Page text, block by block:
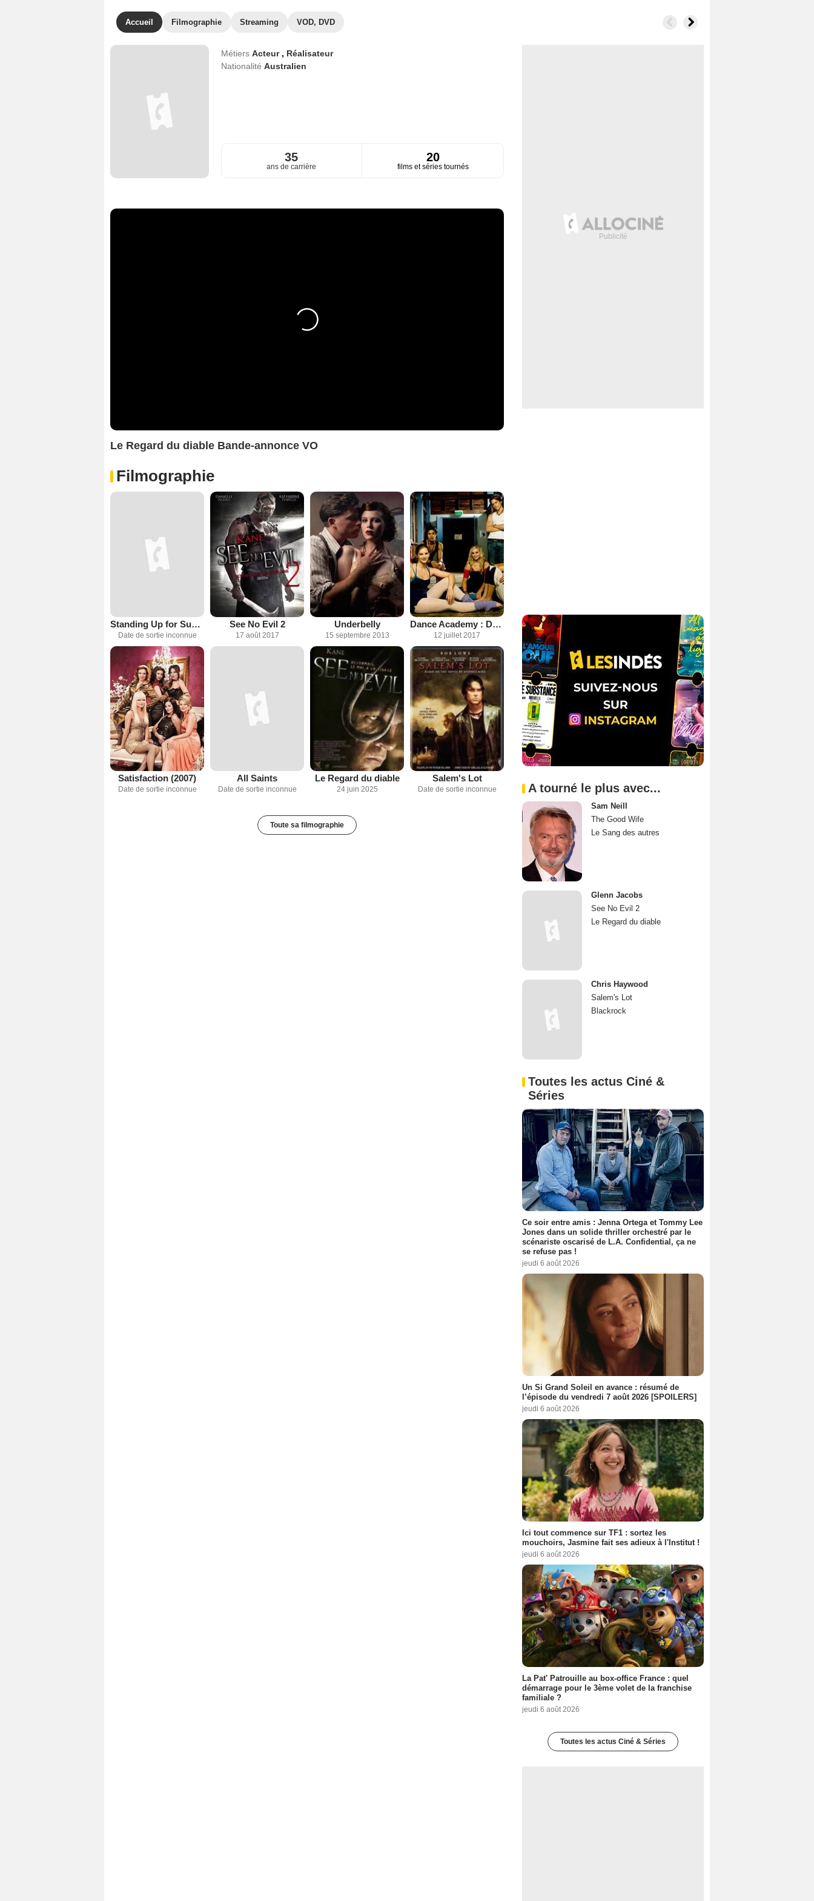
Accueil Filmographie Streaming VOD, DVD
Métiers Acteur , Réalisateur
Nationalité Australien
35
ans de carrière
20
films et séries tournés
Le Regard du diable Bande-annonce VO
Filmographie
Standing Up for Sunny
Date de sortie inconnue
See No Evil 2
17 août 2017
Underbelly
15 septembre 2013
Dance Academy : Danse tes rêves
12 juillet 2017
Satisfaction (2007)
Date de sortie inconnue
All Saints
Date de sortie inconnue
Le Regard du diable
24 juin 2025
Salem's Lot
Date de sortie inconnue
Toute sa filmographie
A tourné le plus avec...
Sam Neill
The Good Wife
Le Sang des autres
Glenn Jacobs
See No Evil 2
Le Regard du diable
Chris Haywood
Salem's Lot
Blackrock
Toutes les actus Ciné &
Séries
Ce soir entre amis : Jenna Ortega et Tommy Lee
Jones dans un solide thriller orchestré par le
scénariste oscarisé de L.A. Confidential, ça ne
se refuse pas !
jeudi 6 août 2026
Un Si Grand Soleil en avance : résumé de
l’épisode du vendredi 7 août 2026 [SPOILERS]
jeudi 6 août 2026
Ici tout commence sur TF1 : sortez les
mouchoirs, Jasmine fait ses adieux à l'Institut !
jeudi 6 août 2026
La Pat' Patrouille au box-office France : quel
démarrage pour le 3ème volet de la franchise
familiale ?
jeudi 6 août 2026
Toutes les actus Ciné & Séries